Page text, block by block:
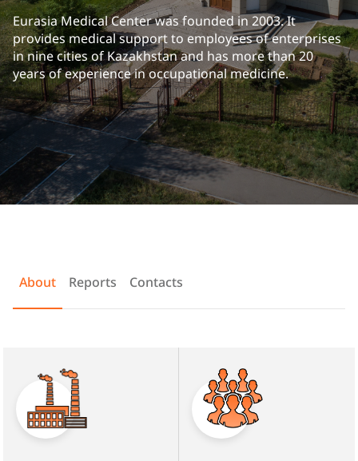
Eurasia Medical Center was founded in 2003. It
provides medical support to employees of enterprises
in nine cities of Kazakhstan and has more than 20
years of experience in occupational medicine.
About Reports Contacts